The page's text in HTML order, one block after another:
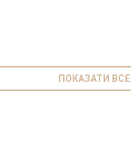
ПОКАЗАТИ ВСЕ